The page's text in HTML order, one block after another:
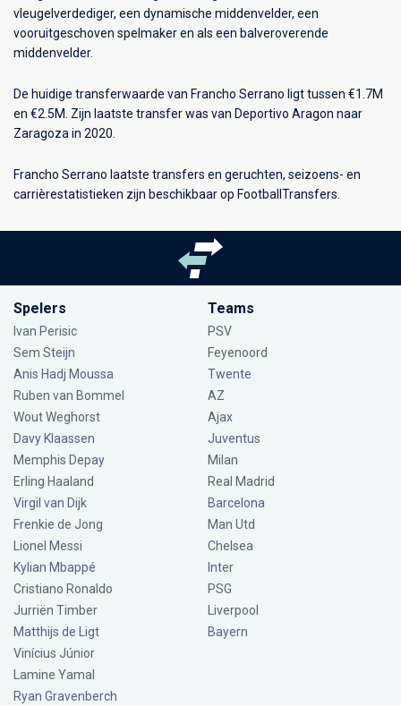
vleugelverdediger, een dynamische middenvelder, een
vooruitgeschoven spelmaker en als een balveroverende
middenvelder.
De huidige transferwaarde van Francho Serrano ligt tussen €1.7M
en €2.5M. Zijn laatste transfer was van Deportivo Aragon naar
Zaragoza in 2020.
Francho Serrano laatste transfers en geruchten, seizoens- en
carrièrestatistieken zijn beschikbaar op FootballTransfers.
Spelers
Ivan Perisic
Sem Steijn
Anis Hadj Moussa
Ruben van Bommel
Wout Weghorst
Davy Klaassen
Memphis Depay
Erling Haaland
Virgil van Dijk
Frenkie de Jong
Lionel Messi
Kylian Mbappé
Cristiano Ronaldo
Jurriën Timber
Matthijs de Ligt
Vinícius Júnior
Lamine Yamal
Ryan Gravenberch
Teams
PSV
Feyenoord
Twente
AZ
Ajax
Juventus
Milan
Real Madrid
Barcelona
Man Utd
Chelsea
Inter
PSG
Liverpool
Bayern